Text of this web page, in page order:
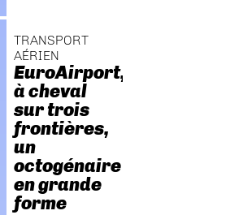
TRANSPORT
AÉRIEN
EuroAirport,
à cheval
sur trois
frontières,
un
octogénaire
en grande
forme